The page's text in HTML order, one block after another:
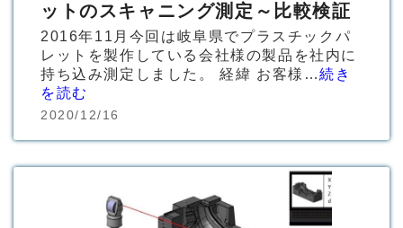
ットのスキャニング測定～比較検証
2016年11月今回は岐阜県でプラスチックパ
レットを製作している会社様の製品を社内に
持ち込み測定しました。 経緯 お客様…続き
を読む
2020/12/16